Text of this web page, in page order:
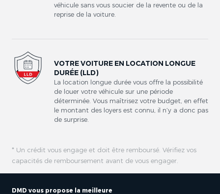
DMD vous propose la meilleure
véhicule sans vous soucier de la revente ou de la
reprise de la voiture.
VOTRE VOITURE EN LOCATION LONGUE
DURÉE (LLD)
La location longue durée vous offre la possibilité
de louer votre véhicule sur une période
déterminée. Vous maîtrisez votre budget, en effet
le montant des loyers est connu, il n’y a donc pas
de surprise.
* Un crédit vous engage et doit être remboursé. Vérifiez vos
capacités de remboursement avant de vous engager.